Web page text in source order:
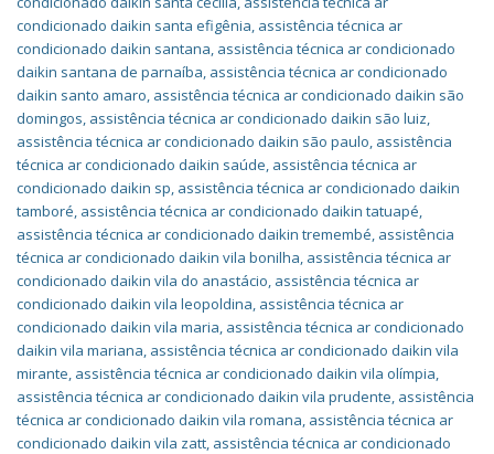
condicionado daikin santa efigênia, assistência técnica ar
condicionado daikin santana, assistência técnica ar condicionado
daikin santana de parnaíba, assistência técnica ar condicionado
daikin santo amaro, assistência técnica ar condicionado daikin são
domingos, assistência técnica ar condicionado daikin são luiz,
assistência técnica ar condicionado daikin são paulo, assistência
técnica ar condicionado daikin saúde, assistência técnica ar
condicionado daikin sp, assistência técnica ar condicionado daikin
tamboré, assistência técnica ar condicionado daikin tatuapé,
assistência técnica ar condicionado daikin tremembé, assistência
técnica ar condicionado daikin vila bonilha, assistência técnica ar
condicionado daikin vila do anastácio, assistência técnica ar
condicionado daikin vila leopoldina, assistência técnica ar
condicionado daikin vila maria, assistência técnica ar condicionado
daikin vila mariana, assistência técnica ar condicionado daikin vila
mirante, assistência técnica ar condicionado daikin vila olímpia,
assistência técnica ar condicionado daikin vila prudente, assistência
técnica ar condicionado daikin vila romana, assistência técnica ar
condicionado daikin vila zatt, assistência técnica ar condicionado